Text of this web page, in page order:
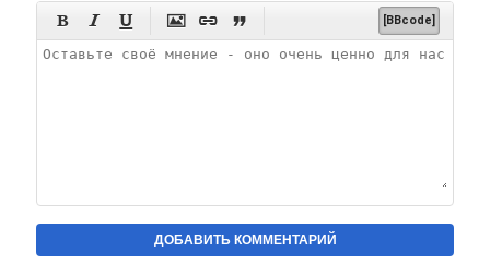
      [BBcode]